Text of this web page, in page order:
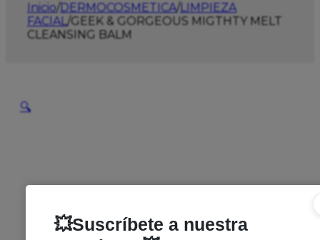
Inicio/DERMOCOSMETICA/LIMPIEZA
FACIAL/GEEK & GORGEOUS MIGTHTY MELT
CLEANSING BALM
🔍